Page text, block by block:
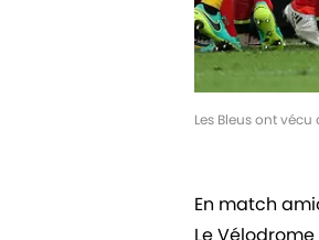
Les Bleus ont
En match